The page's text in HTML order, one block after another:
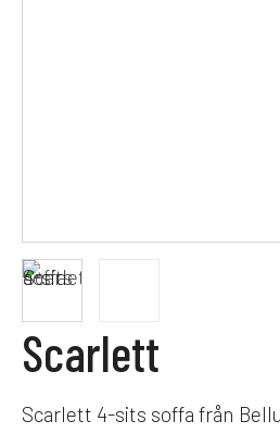
Scarlett
Scarlett 4-sits soffa från